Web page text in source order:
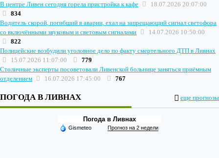
В центре Ливен сегодня горела пристройка к кафе
18.07.2026 20:07:00
834
Водитель скорой, погибший в аварии, ехал на запрещающий сигнал светофора
со включёнными звуковым и световым сигналами
14.07.2026 10:50:00
822
Полицейские возбудили уголовное дело по факту смертельного ДТП в Ливнах
15.07.2026 11:07:00
779
Столичные эксперты посоветовали Ливенской больнице заняться приёмным
отделением
16.07.2026 17:45:00 767
ПОГОДА В ЛИВНАХ еще прогнозы
Погода в Ливнах
Gismeteo Прогноз на 2 недели